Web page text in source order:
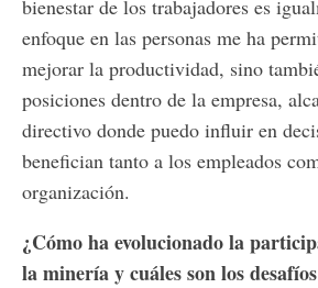
bienestar de los trabajadores es
enfoque en las personas me ha
mejorar la productividad, sino
posiciones dentro de la empresa,
directivo donde puedo influir en
benefician tanto a los empleados
organización.
¿Cómo ha evolucionado la
la minería y cuáles son los